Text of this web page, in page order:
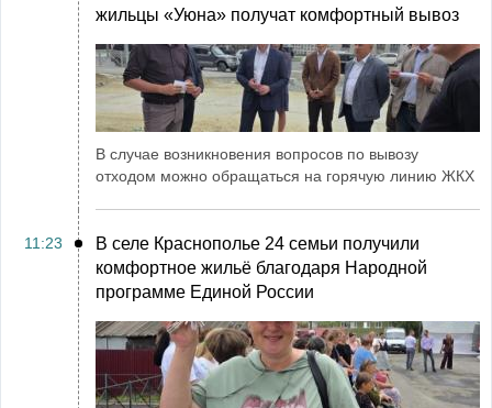
жильцы «Уюна» получат комфортный вывоз
В случае возникновения вопросов по вывозу
отходом можно обращаться на горячую линию ЖКХ
11:23
В селе Краснополье 24 семьи получили
комфортное жильё благодаря Народной
программе Единой России